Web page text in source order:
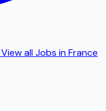
View all Jobs inFrance